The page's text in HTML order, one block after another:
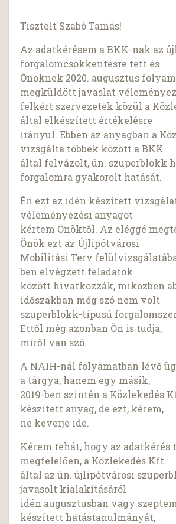
Tisztelt Szabó Tamás!
Az adatkérésem a BKK-nak az
forgalomcsökkentésre tett és
Önöknek 2020. augusztus
megküldött javaslat
felkért szervezetek közül a
által elkészített értékelésre
irányul. Ebben az anyagban a
vizsgálta többek között a BKK
által felvázolt, ún. szuperblokk
forgalomra gyakorolt hatását.
Én ezt az idén készített
véleményezési anyagot
kértem Önöktől. Az eléggé
Önök ezt az Újlipótvárosi
Mobilitási Terv
ben elvégzett feladatok
között hivatkozzák, miközben
időszakban még szó nem volt
szuperblokk-típusú
Ettől még azonban Ön is tudja,
miről van szó.
A NAIH-nál folyamatban lévő
a tárgya, hanem egy másik,
2019-ben szintén a Közlekedés
készített anyag, de ezt, kérem,
ne keverje ide.
Kérem tehát, hogy az adatkérés
megfelelően, a Közlekedés Kft.
által az ún. újlipótvárosi
javasolt kialakításáról
idén augusztusban vagy
készített hatástanulmányát,